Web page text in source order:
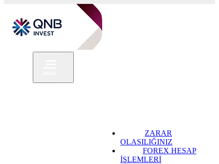
ZARAR
OLASILIĞINIZ
FOREX HESAP
İŞLEMLERİ